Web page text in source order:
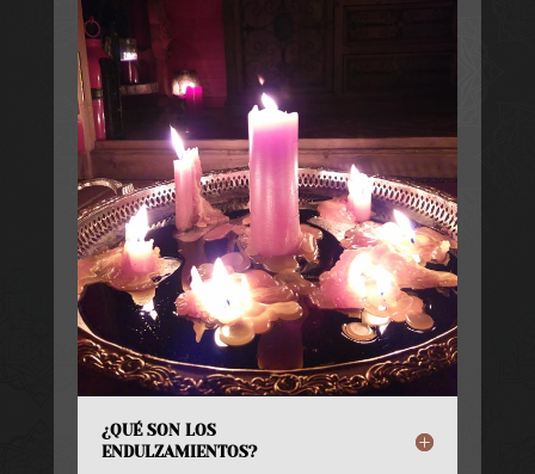
¿QUÉ SON LOS
ENDULZAMIENTOS?